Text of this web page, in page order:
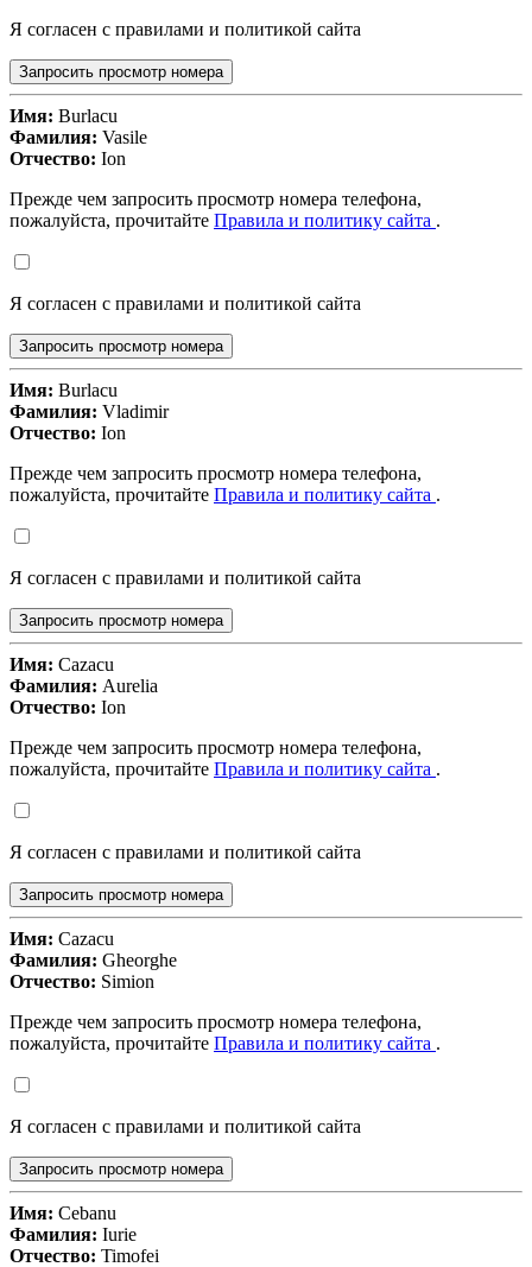
Я согласен с правилами и политикой сайта
Запросить просмотр номера
Имя: Burlacu
Фамилия: Vasile
Отчество: Ion
Прежде чем запросить просмотр номера телефона,
пожалуйста, прочитайте Правила и политику сайта .
Я согласен с правилами и политикой сайта
Запросить просмотр номера
Имя: Burlacu
Фамилия: Vladimir
Отчество: Ion
Прежде чем запросить просмотр номера телефона,
пожалуйста, прочитайте Правила и политику сайта .
Я согласен с правилами и политикой сайта
Запросить просмотр номера
Имя: Cazacu
Фамилия: Aurelia
Отчество: Ion
Прежде чем запросить просмотр номера телефона,
пожалуйста, прочитайте Правила и политику сайта .
Я согласен с правилами и политикой сайта
Запросить просмотр номера
Имя: Cazacu
Фамилия: Gheorghe
Отчество: Simion
Прежде чем запросить просмотр номера телефона,
пожалуйста, прочитайте Правила и политику сайта .
Я согласен с правилами и политикой сайта
Запросить просмотр номера
Имя: Cebanu
Фамилия: Iurie
Отчество: Timofei